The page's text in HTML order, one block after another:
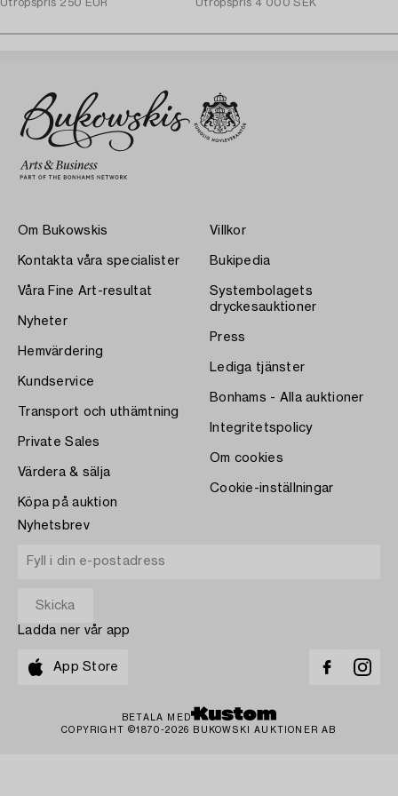
Utropspris 250 EUR
Utropspris 4 000 SEK
Om Bukowskis
Kontakta våra specialister
Våra Fine Art-resultat
Nyheter
Hemvärdering
Kundservice
Transport och uthämtning
Private Sales
Värdera & sälja
Köpa på auktion
Villkor
Bukipedia
Systembolagets
dryckesauktioner
Press
Lediga tjänster
Bonhams - Alla auktioner
Integritetspolicy
Om cookies
Cookie-inställningar
Nyhetsbrev
Ladda ner vår app
App Store
BETALA MED
COPYRIGHT ©1870-2026 BUKOWSKI AUKTIONER AB